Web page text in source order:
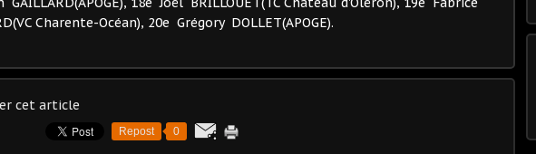
Charente-Océan), 20e Grégory DOLLET(APOGE).
cet article
Repost 0